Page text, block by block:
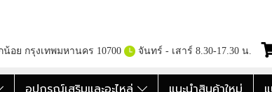
อย กรุงเทพมหานคร 10700 จันทร์ - เสาร์ 8.30-17.30 น.